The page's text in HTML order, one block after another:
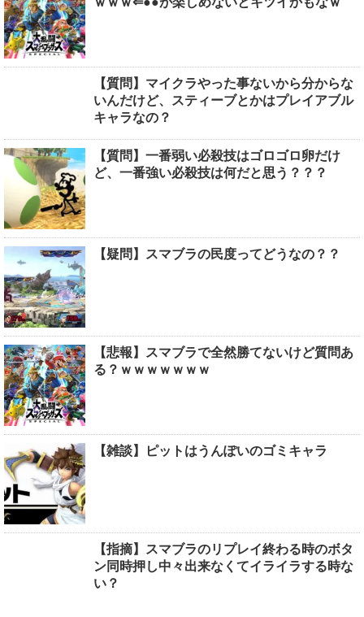
【質問】マイクラやった事ないから分からな
いんだけど、スティーブとかはプレイアブル
キャラなの？
【質問】一番弱い必殺技はゴロゴロ卵だけ
ど、一番強い必殺技は何だと思う？？？
【疑問】スマブラの民度ってどうなの？？
【悲報】スマブラで全然勝てないけど質問あ
る？ｗｗｗｗｗｗｗ
【雑談】ピットはうんぽいのゴミキャラ
【指摘】スマブラのリプレイ終わる時のボタ
ン同時押し中々出来なくてイライラする時な
い？